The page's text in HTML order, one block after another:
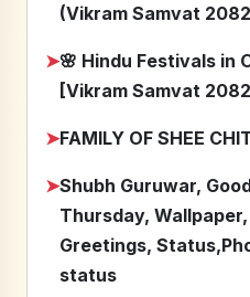
(Vikram Samvat
➤🌸 Hindu Festivals in
[Vikram Samvat
➤FAMILY OF SHEE
➤Shubh Guruwar,
Thursday,
Greetings,
status